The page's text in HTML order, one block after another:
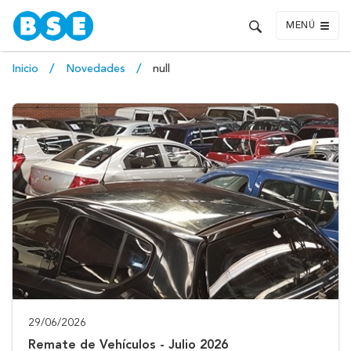
MENÚ
Inicio Novedades null
29/06/2026
Remate de Vehículos - Julio 2026